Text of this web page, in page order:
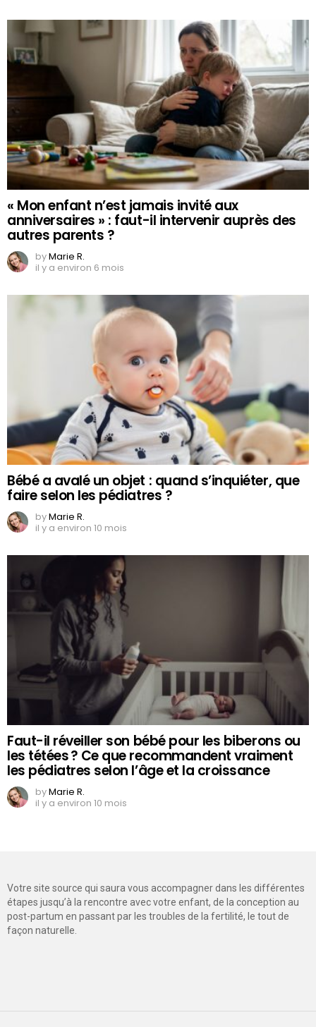
« Mon enfant n’est jamais invité aux
anniversaires » : faut-il intervenir auprès des
autres parents ?
byMarie R.
il y a environ 6 mois
Bébé a avalé un objet : quand s’inquiéter, que
faire selon les pédiatres ?
byMarie R.
il y a environ 10 mois
Faut-il réveiller son bébé pour les biberons ou
les tétées ? Ce que recommandent vraiment
les pédiatres selon l’âge et la croissance
byMarie R.
il y a environ 10 mois
Votre site source qui saura vous accompagner dans les différentes
étapes jusqu’à la rencontre avec votre enfant, de la conception au
post-partum en passant par les troubles de la fertilité, le tout de
façon naturelle.